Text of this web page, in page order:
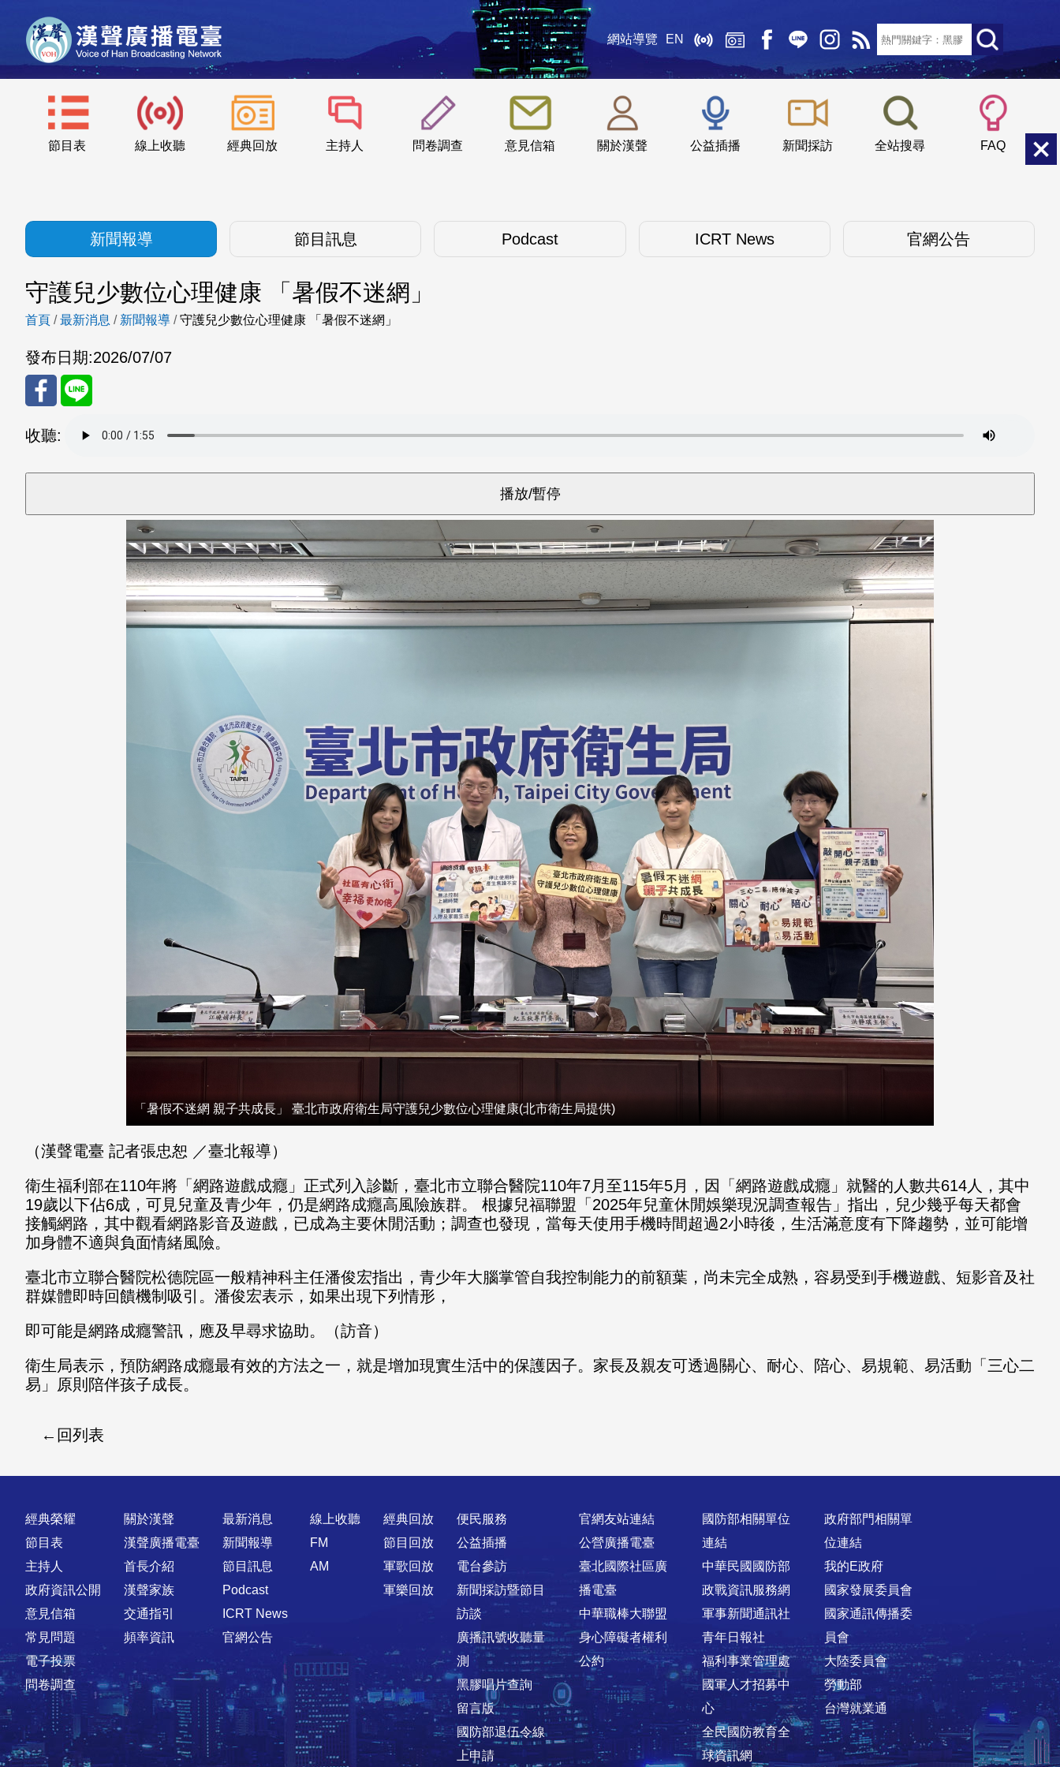
網站導覽 EN
節目表 線上收聽 經典回放 主持人 問卷調查 意見信箱 關於漢聲 公益插播 新聞採訪 全站搜尋 FAQ
::: 小 中
新聞報導 節目訊息 Podcast ICRT News 官網公告
守護兒少數位心理健康 「暑假不迷網」
首頁 /最新消息 / 新聞報導 /守護兒少數位心理健康 「暑假不迷網」
發布日期:2026/07/07
分享
分享
收聽:
「暑假不迷網 親子共成長」 臺北市政府衛生局守護兒少數位心理健康(北市衛生局提供)
（漢聲電臺 記者張忠恕 ／臺北報導）
衛生福利部在110年將「網路遊戲成癮」正式列入診斷，臺北市立聯合醫院110年7月至115年5月，因「網路遊戲成癮」就醫的人數共614人，其中
19歲以下佔6成，可見兒童及青少年，仍是網路成癮高風險族群。 根據兒福聯盟「2025年兒童休閒娛樂現況調查報告」指出，兒少幾乎每天都會
接觸網路，其中觀看網路影音及遊戲，已成為主要休閒活動；調查也發現，當每天使用手機時間超過2小時後，生活滿意度有下降趨勢，並可能增
加身體不適與負面情緒風險。
臺北市立聯合醫院松德院區一般精神科主任潘俊宏指出，青少年大腦掌管自我控制能力的前額葉，尚未完全成熟，容易受到手機遊戲、短影音及社
群媒體即時回饋機制吸引。潘俊宏表示，如果出現下列情形，
即可能是網路成癮警訊，應及早尋求協助。（訪音）
衛生局表示，預防網路成癮最有效的方法之一，就是增加現實生活中的保護因子。家長及親友可透過關心、耐心、陪心、易規範、易活動「三心二
易」原則陪伴孩子成長。
回列表
快速連結
經典榮耀
節目表
主持人
政府資訊公開
意見信箱
常見問題
電子投票
問卷調查
關於漢聲
漢聲廣播電臺
首長介紹
漢聲家族
交通指引
頻率資訊
最新消息
新聞報導
節目訊息
Podcast
ICRT News
官網公告
線上收聽
FM
AM
經典回放
節目回放
軍歌回放
軍樂回放
便民服務
公益插播
電台參訪
新聞採訪暨節目
訪談
廣播訊號收聽量
測
黑膠唱片查詢
留言版
國防部退伍令線
上申請
官網友站連結
公營廣播電臺
臺北國際社區廣
播電臺
中華職棒大聯盟
身心障礙者權利
公約
國防部相關單位
連結
中華民國國防部
政戰資訊服務網
軍事新聞通訊社
青年日報社
福利事業管理處
國軍人才招募中
心
全民國防教育全
球資訊網
政府部門相關單
位連結
我的E政府
國家發展委員會
國家通訊傳播委
員會
大陸委員會
勞動部
台灣就業通